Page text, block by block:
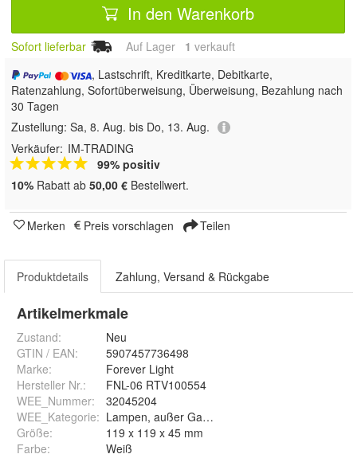
In den Warenkorb
Sofort lieferbar Auf Lager 1 verkauft
, Lastschrift, Kreditkarte, Debitkarte,
Ratenzahlung, Sofortüberweisung, Überweisung, Bezahlung nach
30 Tagen
Zustellung: Sa, 8. Aug. bis Do, 13. Aug.
Verkäufer: IM-TRADING
99% positiv
10% Rabatt ab 50,00 € Bestellwert.
Merken Preis vorschlagen Teilen
Produktdetails Zahlung, Versand & Rückgabe
Artikelmerkmale
Zustand:
Neu
GTIN / EAN:
5907457736498
Marke:
Forever Light
Hersteller Nr.:
FNL-06 RTV100554
WEE_Nummer:
32045204
WEE_Kategorie: Lampen, außer Gasentladungslampen, die in
Größe:
119 x 119 x 45 mm
Farbe: Weiß